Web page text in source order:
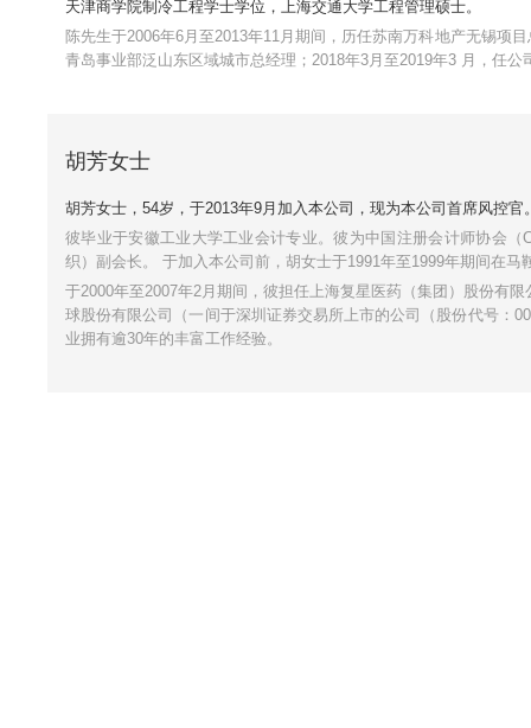
天津商学院制冷工程学士学位，上海交通大学工程管理
陈先生于2006年6月至2013年11月期间，历任苏南万科地产无锡项
青岛事业部泛山东区域城市总经理；2018年3月至2019年3 月，任
胡芳女士
胡芳女士，54岁，于2013年9月加入本公司，现为本公司首席风控官
彼毕业于安徽工业大学工业会计专业。彼为中国注册会计师协会
织）副会长。 于加入本公司前，胡女士于1991年至1999年期间在
于2000年至2007年2月期间，彼担任上海复星医药（集团）股份有
球股份有限公司（一间于深圳证券交易所上市的公司（股份代号：
业拥有逾30年的丰富工作经验。